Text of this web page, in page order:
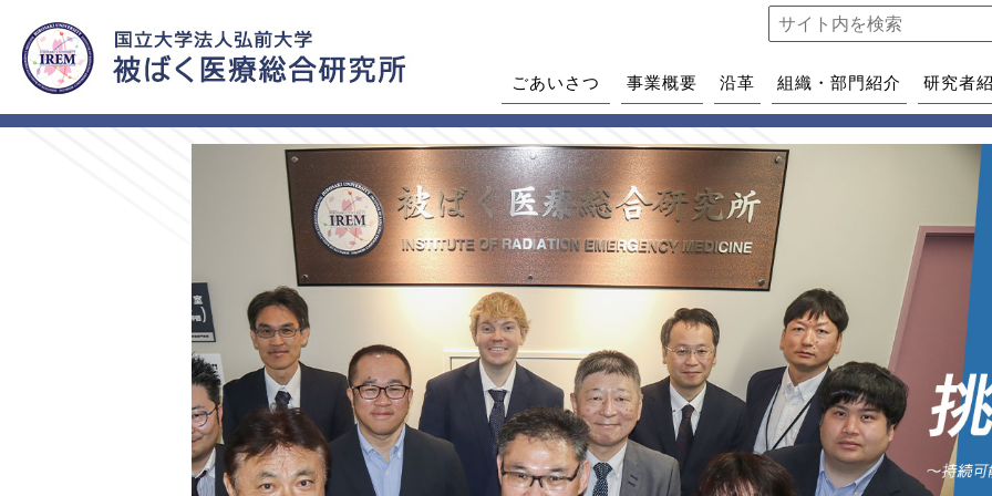
ごあいさつ 事業概要 沿革 組織・部門紹介 研究者